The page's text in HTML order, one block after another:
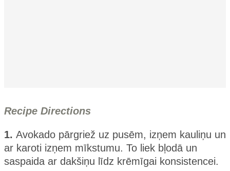
Recipe Directions
1. Avokado pārgriež uz pusēm, izņem kauliņu un
ar karoti izņem mīkstumu. To liek bļodā un
saspaida ar dakšiņu līdz krēmīgai konsistencei.